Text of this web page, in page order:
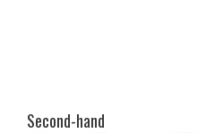
Second-hand